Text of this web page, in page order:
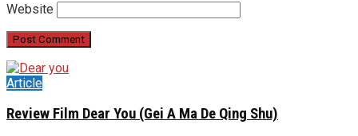
Website
Article
Review Film Dear You (Gei A Ma De Qing Shu)